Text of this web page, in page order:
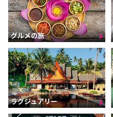
グルメの旅
ラグジュアリー